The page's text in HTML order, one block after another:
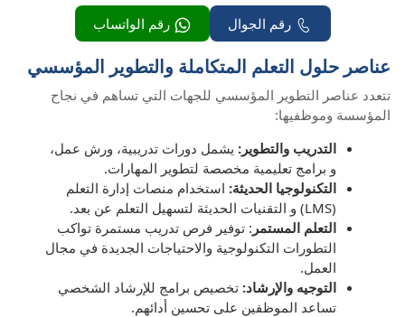
رقم الجوال
رقم الواتساب
عناصر حلول التعلم المتكاملة والتطوير المؤسسي
تتعدد عناصر التطوير المؤسسي للجهات التي تساهم في نجاح
المؤسسة وموظفيها:
التدريب والتطوير: يشمل دورات تدريبية، ورش عمل،
و برامج تعليمية مخصصة لتطوير المهارات.
التكنولوجيا الحديثة: استخدام منصات إدارة التعلم
(LMS) و التقنيات الحديثة لتسهيل التعلم عن بعد.
التعلم المستمر : توفير فرص تدريب مستمرة تواكب
التطورات التكنولوجية والاحتياجات الجديدة في مجال
العمل.
التوجيه والإرشاد: تخصيص برامج للإرشاد الشخصي
تساعد الموظفين على تحسين أدائهم.